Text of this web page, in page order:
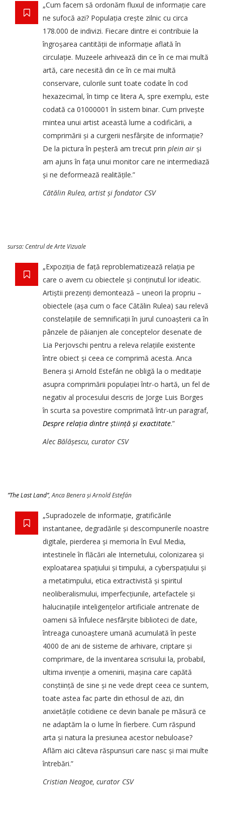
„Cum facem să ordonăm fluxul de informație care
ne sufocă azi? Populația crește zilnic cu circa
178.000 de indivizi. Fiecare dintre ei contribuie la
îngroșarea cantității de informație aflată în
circulație. Muzeele arhivează din ce în ce mai multă
artă, care necesită din ce în ce mai multă
conservare, culorile sunt toate codate în cod
hexazecimal, în timp ce litera A, spre exemplu, este
codată ca 01000001 în sistem binar. Cum privește
mintea unui artist această lume a codificării, a
comprimării și a curgerii nesfârșite de informație?
De la pictura în peșteră am trecut prin plein air și
am ajuns în fața unui monitor care ne intermediază
și ne deformează realitățile.”
Cătălin Rulea, artist și fondator CSV
sursa: Centrul de Arte Vizuale
„Expoziția de față reproblematizează relația pe
care o avem cu obiectele și conținutul lor ideatic.
Artiștii prezenți demontează – uneori la propriu –
obiectele (așa cum o face Cătălin Rulea) sau relevă
constelațiile de semnificații în jurul cunoașterii ca în
pânzele de păianjen ale conceptelor desenate de
Lia Perjovschi pentru a releva relațiile existente
între obiect și ceea ce comprimă acesta. Anca
Benera și Arnold Estefán ne obligă la o meditație
asupra comprimării populației într-o hartă, un fel de
negativ al procesului descris de Jorge Luis Borges
în scurta sa povestire comprimată într-un paragraf,
Despre relația dintre știință și exactitate.”
Alec Bălășescu, curator CSV
”The Last Land”, Anca Benera și Arnold Estefán
„Supradozele de informație, gratificările
instantanee, degradările și descompunerile noastre
digitale, pierderea și memoria în Evul Media,
intestinele în flăcări ale Internetului, colonizarea și
exploatarea spațiului și timpului, a cyberspațiului și
a metatimpului, etica extractivistă și spiritul
neoliberalismului, imperfecțiunile, artefactele și
halucinațiile inteligențelor artificiale antrenate de
oameni să înfulece nesfârșite biblioteci de date,
întreaga cunoaștere umană acumulată în peste
4000 de ani de sisteme de arhivare, criptare și
comprimare, de la inventarea scrisului la, probabil,
ultima invenție a omenirii, mașina care capătă
conștiință de sine și ne vede drept ceea ce suntem,
toate astea fac parte din ethosul de azi, din
anxietățile cotidiene ce devin banale pe măsură ce
ne adaptăm la o lume în fierbere. Cum răspund
arta și natura la presiunea acestor nebuloase?
Aflăm aici câteva răspunsuri care nasc și mai multe
întrebări.”
Cristian Neagoe, curator CSV